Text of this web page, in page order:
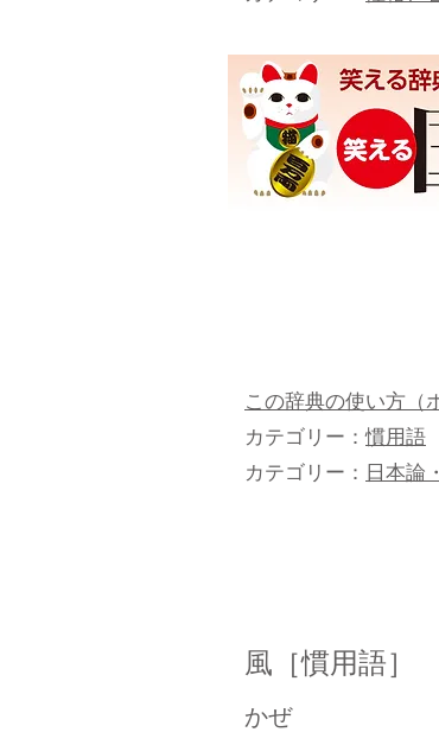
この辞典の使い方（
カテゴリー：慣用語
カテゴリー： 日本論
風［慣用語］
かぜ